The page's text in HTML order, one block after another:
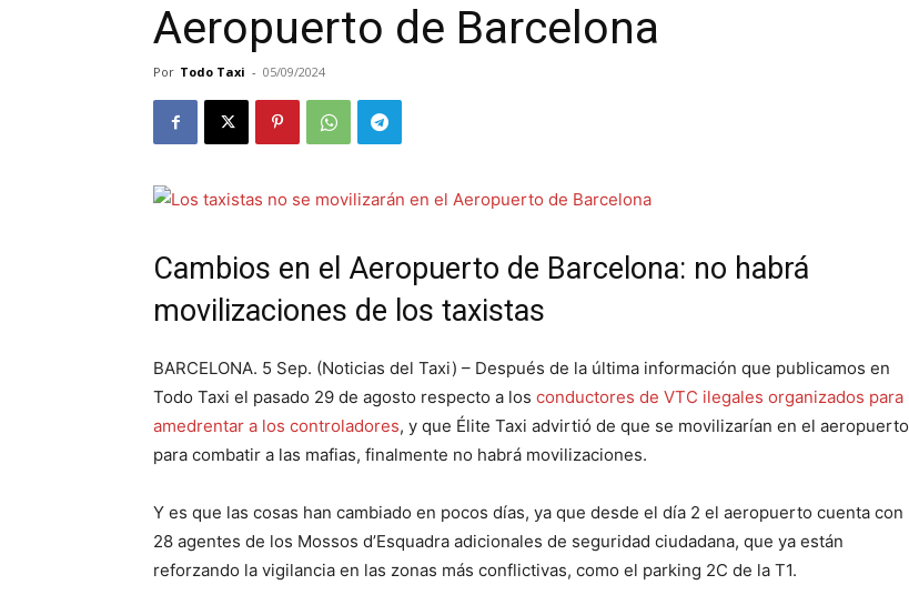
Aeropuerto de Barcelona
Por Todo Taxi - 05/09/2024
Cambios en el Aeropuerto de Barcelona: no habrá
movilizaciones de los taxistas
BARCELONA. 5 Sep. (Noticias del Taxi) – Después de la última información que publicamos en
Todo Taxi el pasado 29 de agosto respecto a los conductores de VTC ilegales organizados para
amedrentar a los controladores, y que Élite Taxi advirtió de que se movilizarían en el aeropuerto
para combatir a las mafias, finalmente no habrá movilizaciones.
Y es que las cosas han cambiado en pocos días, ya que desde el día 2 el aeropuerto cuenta con
28 agentes de los Mossos d’Esquadra adicionales de seguridad ciudadana, que ya están
reforzando la vigilancia en las zonas más conflictivas, como el parking 2C de la T1.